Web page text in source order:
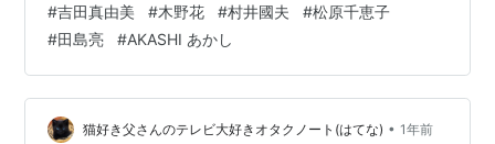
人賞を受賞した当時は、自分で脚本、監督、主演、プロ
デュースの全てをこなし「4つくらい帽子をかぶっていな
いと不安になるんです」と話していた。」 STORY「バン
クーバーでアーティストとして奮闘するカナ（吉田真由
美）は、祖母（木野花）の葬儀のために10年ぶりに東京
#吉田真由美 #木野花 #村井國夫 #松原千恵子
#田島亮 #AKASHI あかし
猫好き父さんのテレビ大好きオタクノート(はてな) • 1年前